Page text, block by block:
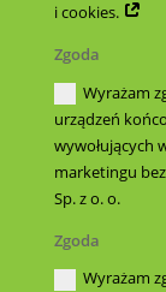
i cookies.
Zgoda
Wyrażam
urządzeń
wywołujących
marketingu
Sp. z o. o.
Zgoda
Wyrażam